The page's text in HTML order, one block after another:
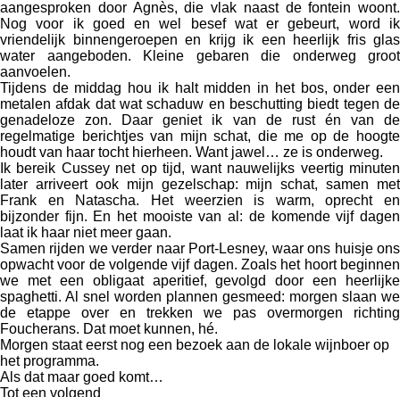
aangesproken door Agnès, die vlak naast de fontein woont.
Nog voor ik goed en wel besef wat er gebeurt, word ik
vriendelijk binnengeroepen en krijg ik een heerlijk fris glas
water aangeboden. Kleine gebaren die onderweg groot
aanvoelen.
Tijdens de middag hou ik halt midden in het bos, onder een
metalen afdak dat wat schaduw en beschutting biedt tegen de
genadeloze zon. Daar geniet ik van de rust én van de
regelmatige berichtjes van mijn schat, die me op de hoogte
houdt van haar tocht hierheen. Want jawel… ze is onderweg.
Ik bereik Cussey net op tijd, want nauwelijks veertig minuten
later arriveert ook mijn gezelschap: mijn schat, samen met
Frank en Natascha. Het weerzien is warm, oprecht en
bijzonder fijn. En het mooiste van al: de komende vijf dagen
laat ik haar niet meer gaan.
Samen rijden we verder naar Port-Lesney, waar ons huisje ons
opwacht voor de volgende vijf dagen. Zoals het hoort beginnen
we met een obligaat aperitief, gevolgd door een heerlijke
spaghetti. Al snel worden plannen gesmeed: morgen slaan we
de etappe over en trekken we pas overmorgen richting
Foucherans. Dat moet kunnen, hé.
Morgen staat eerst nog een bezoek aan de lokale wijnboer op
het programma.
Als dat maar goed komt…
Tot een volgend